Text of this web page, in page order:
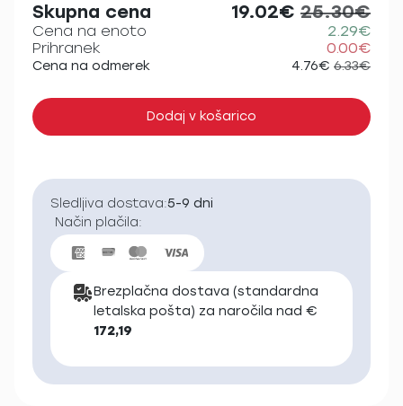
Skupna cena 19.02€ 25.30€
Cena na enoto
2.29€
Prihranek
0.00€
Cena na odmerek 4.76€ 6.33€
Dodaj v košarico
Sledljiva dostava:5-9 dni
Način plačila:
Brezplačna dostava (standardna
letalska pošta) za naročila nad €
172,19